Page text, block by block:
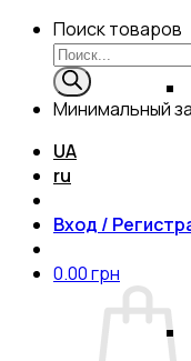
Поиск товаров
Минимальный
UA
ru
Вход /
0.00грн